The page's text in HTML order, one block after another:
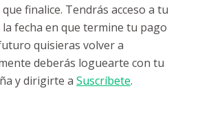
finalice. Tendrás acceso a tu
fecha en que termine tu pago
quisieras volver a
deberás loguearte con tu
y dirigirte a Suscríbete.